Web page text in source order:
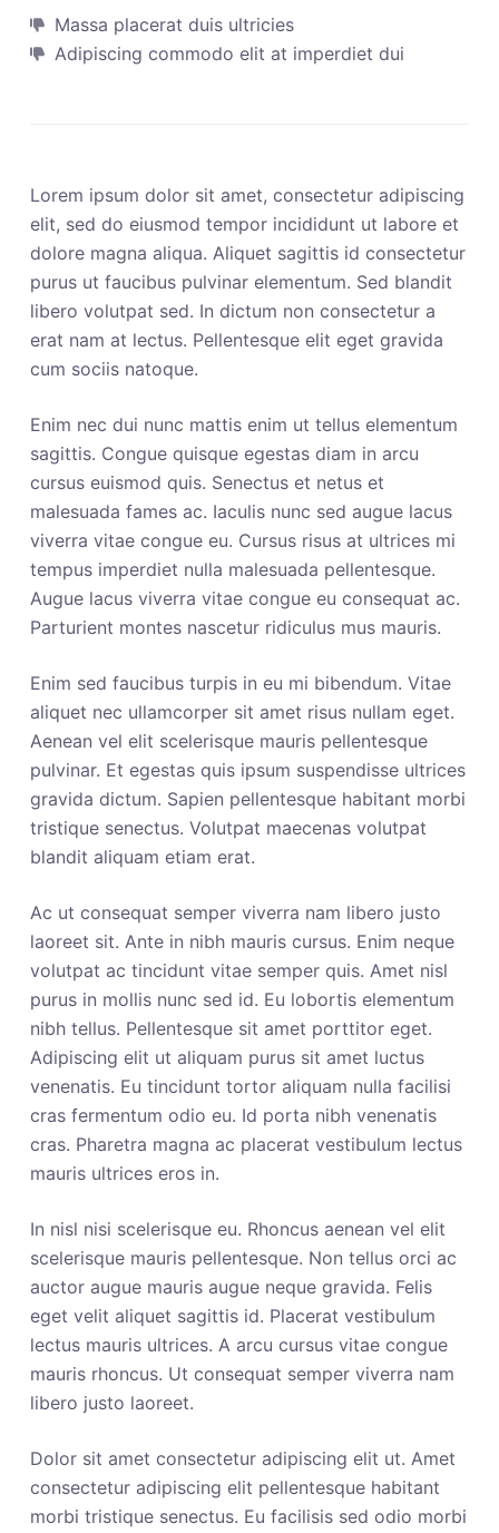
Massa placerat duis ultricies
Adipiscing commodo elit at imperdiet dui
Lorem ipsum dolor sit amet, consectetur adipiscing
elit, sed do eiusmod tempor incididunt ut labore et
dolore magna aliqua. Aliquet sagittis id consectetur
purus ut faucibus pulvinar elementum. Sed blandit
libero volutpat sed. In dictum non consectetur a
erat nam at lectus. Pellentesque elit eget gravida
cum sociis natoque.
Enim nec dui nunc mattis enim ut tellus elementum
sagittis. Congue quisque egestas diam in arcu
cursus euismod quis. Senectus et netus et
malesuada fames ac. Iaculis nunc sed augue lacus
viverra vitae congue eu. Cursus risus at ultrices mi
tempus imperdiet nulla malesuada pellentesque.
Augue lacus viverra vitae congue eu consequat ac.
Parturient montes nascetur ridiculus mus mauris.
Enim sed faucibus turpis in eu mi bibendum. Vitae
aliquet nec ullamcorper sit amet risus nullam eget.
Aenean vel elit scelerisque mauris pellentesque
pulvinar. Et egestas quis ipsum suspendisse ultrices
gravida dictum. Sapien pellentesque habitant morbi
tristique senectus. Volutpat maecenas volutpat
blandit aliquam etiam erat.
Ac ut consequat semper viverra nam libero justo
laoreet sit. Ante in nibh mauris cursus. Enim neque
volutpat ac tincidunt vitae semper quis. Amet nisl
purus in mollis nunc sed id. Eu lobortis elementum
nibh tellus. Pellentesque sit amet porttitor eget.
Adipiscing elit ut aliquam purus sit amet luctus
venenatis. Eu tincidunt tortor aliquam nulla facilisi
cras fermentum odio eu. Id porta nibh venenatis
cras. Pharetra magna ac placerat vestibulum lectus
mauris ultrices eros in.
In nisl nisi scelerisque eu. Rhoncus aenean vel elit
scelerisque mauris pellentesque. Non tellus orci ac
auctor augue mauris augue neque gravida. Felis
eget velit aliquet sagittis id. Placerat vestibulum
lectus mauris ultrices. A arcu cursus vitae congue
mauris rhoncus. Ut consequat semper viverra nam
libero justo laoreet.
Dolor sit amet consectetur adipiscing elit ut. Amet
consectetur adipiscing elit pellentesque habitant
morbi tristique senectus. Eu facilisis sed odio morbi